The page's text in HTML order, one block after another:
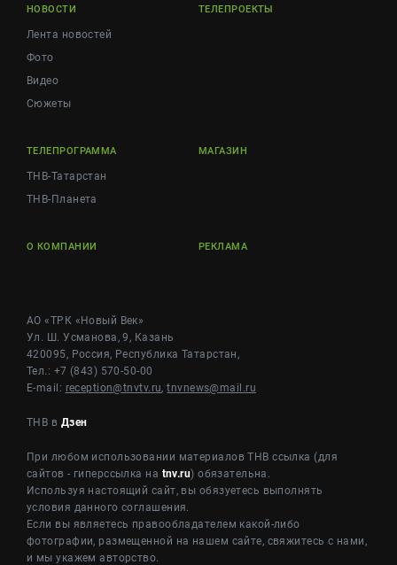
НОВОСТИ
Лента новостей
Фото
Видео
Сюжеты
ТЕЛЕПРОЕКТЫ
ТЕЛЕПРОГРАММА
ТНВ-Татарстан
ТНВ-Планета
МАГАЗИН
О КОМПАНИИ РЕКЛАМА
АО «ТРК «Новый Век»
Ул. Ш. Усманова, 9, Казань
420095, Россия, Республика Татарстан,
Тел.: +7 (843) 570-50-00
E-mail: reception@tnvtv.ru,tnvnews@mail.ru
ТНВ в Дзен
При любом использовании материалов ТНВ ссылка (для
сайтов - гиперссылка на tnv.ru) обязательна.
Используя настоящий сайт, вы обязуетесь выполнять
условия данного соглашения.
Если вы являетесь правообладателем какой-либо
фотографии, размещенной на нашем сайте, свяжитесь с нами,
и мы укажем авторство.